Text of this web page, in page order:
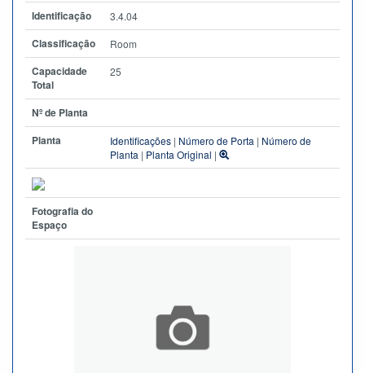
Identificação 3.4.04
Classificação Room
Capacidade
Total
25
Nº de Planta
Planta
Identificações | Número de Porta | Número de
Planta | Planta Original |
Fotografia do
Espaço